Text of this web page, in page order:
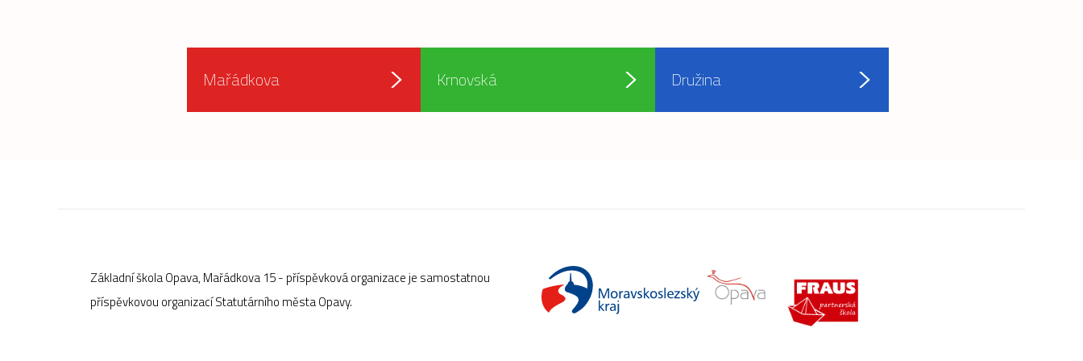
Mařádkova Krnovská Družina
Základní škola Opava, Mařádkova 15 - příspěvková organizace je samostatnou
příspěvkovou organizací Statutárního města Opavy.